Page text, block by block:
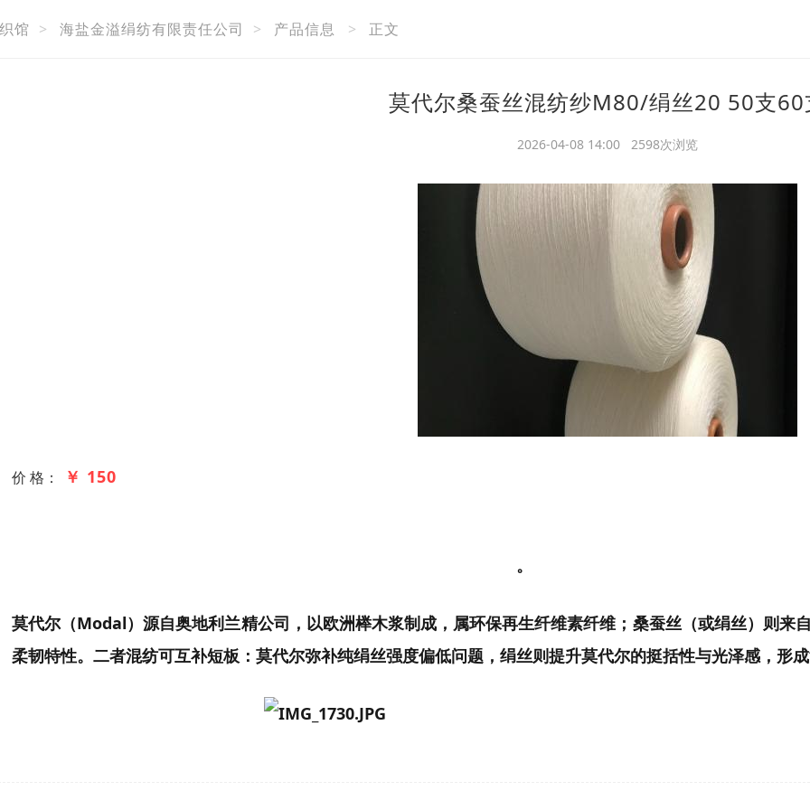
馆 > 海盐金溢绢纺有限责任公司 > 产品信息 > 正文
莫代尔桑蚕丝混纺纱M80/绢丝20 50支60
2026-04-08 14:00 2598次浏览
价 格： ￥ 150
。
莫代尔（Modal）源自奥地利兰精公司，以欧洲榉木浆制成，属环保再生纤维素纤维；桑蚕丝（或绢丝）则来
柔韧特性。二者混纺可互补短板：莫代尔弥补纯绢丝强度偏低问题，绢丝则提升莫代尔的挺括性与光泽感，形